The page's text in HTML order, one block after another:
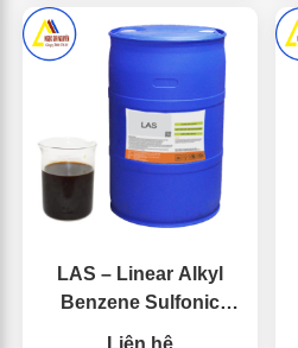
LAS – Linear Alkyl
Benzene Sulfonic
Acid
Liên hệ